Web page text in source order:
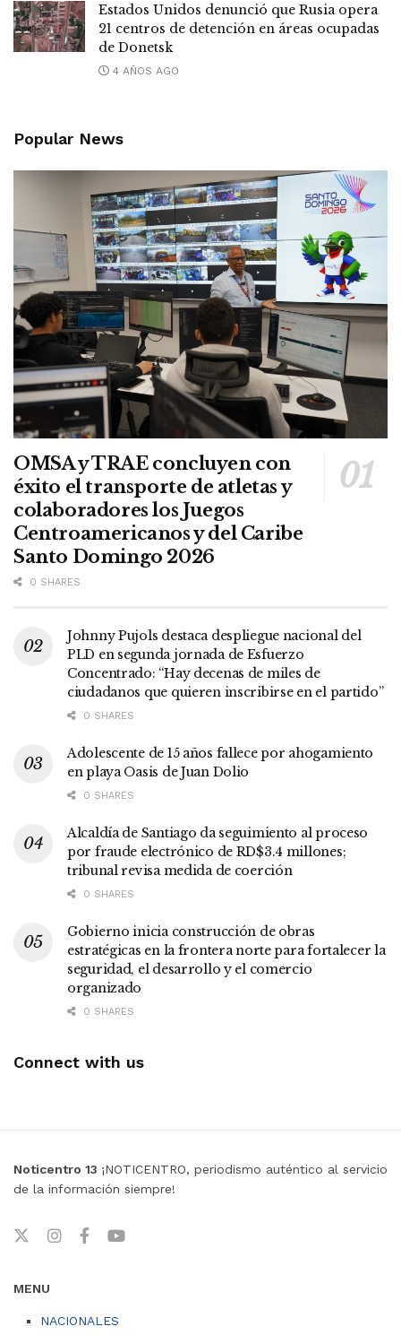
Estados Unidos denunció que Rusia opera
21 centros de detención en áreas ocupadas
de Donetsk
4 AÑOS AGO
Popular News
OMSA y TRAE concluyen con
éxito el transporte de atletas y
colaboradores los Juegos
Centroamericanos y del Caribe
Santo Domingo 2026
0 SHARES
Johnny Pujols destaca despliegue nacional del
PLD en segunda jornada de Esfuerzo
Concentrado: “Hay decenas de miles de
ciudadanos que quieren inscribirse en el partido”
0 SHARES
Adolescente de 15 años fallece por ahogamiento
en playa Oasis de Juan Dolio
0 SHARES
Alcaldía de Santiago da seguimiento al proceso
por fraude electrónico de RD$3.4 millones;
tribunal revisa medida de coerción
0 SHARES
Gobierno inicia construcción de obras
estratégicas en la frontera norte para fortalecer la
seguridad, el desarrollo y el comercio
organizado
0 SHARES
Connect with us
Noticentro 13 ¡NOTICENTRO, periodismo auténtico al servicio
de la información siempre!
MENU
NACIONALES